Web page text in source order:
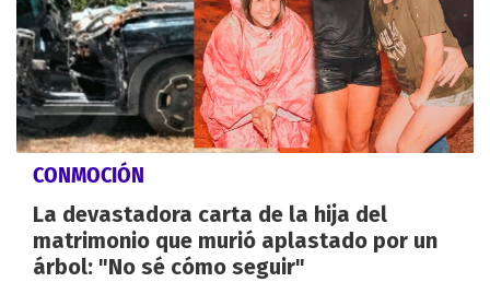
CONMOCIÓN
La devastadora carta de la hija del
matrimonio que murió aplastado por un
árbol: "No sé cómo seguir"